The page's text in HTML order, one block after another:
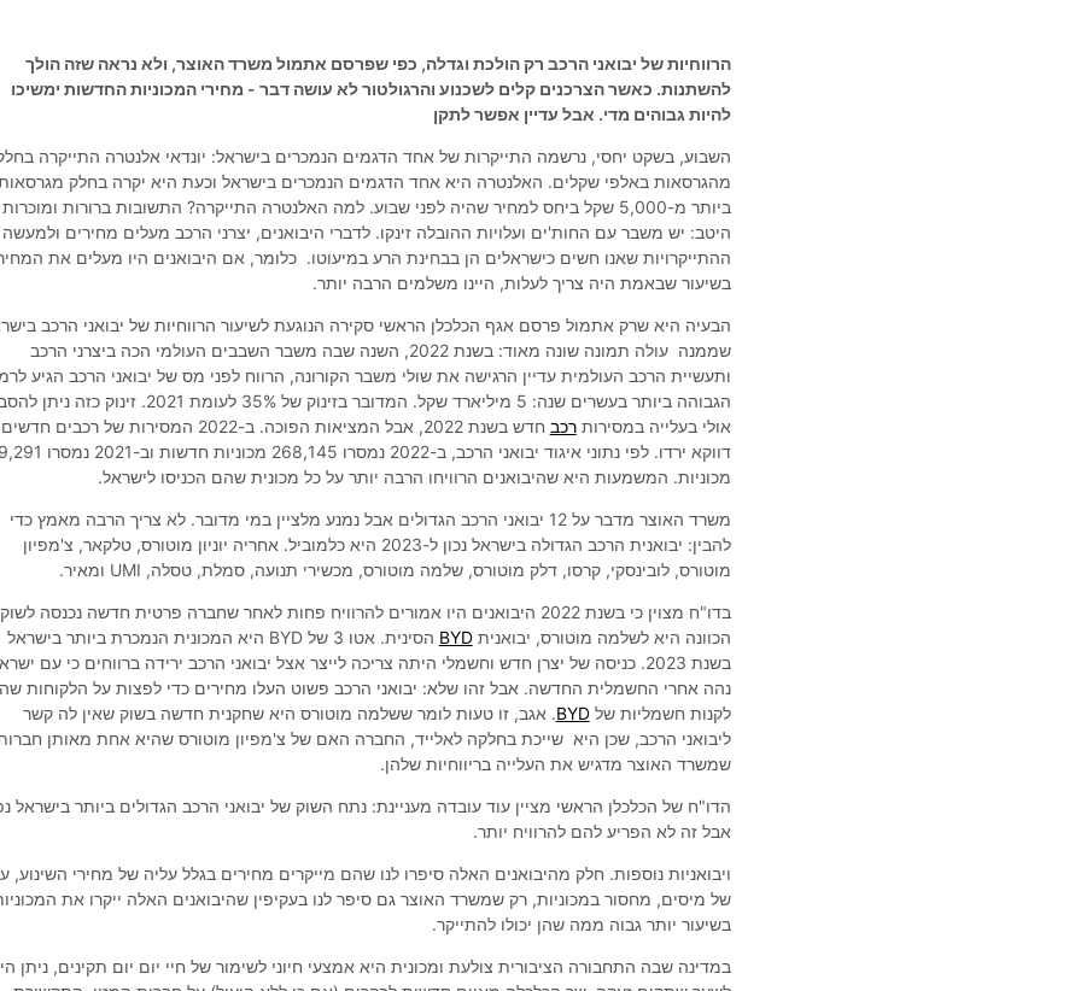
הרווחיות של יבואני הרכב רק הולכת וגדלה, כפי שפרסם אתמול משרד האוצר, ולא נראה שזה הולך
להשתנות. כאשר הצרכנים קלים לשכנוע והרגולטור לא עושה דבר - מחירי המכוניות החדשות ימשיכו
להיות גבוהים מדי. אבל עדיין אפשר לתקן
השבוע, בשקט יחסי, נרשמה התייקרות של אחד הדגמים הנמכרים בישראל: יונדאי אלנטרה התייקרה
מהגרסאות באלפי שקלים. האלנטרה היא אחד הדגמים הנמכרים בישראל וכעת היא יקרה בחלק
ביותר מ-5,000 שקל ביחס למחיר שהיה לפני שבוע. למה האלנטרה התייקרה? התשובות ברורות ומוכרות
היטב: יש משבר עם החות'ים ועלויות ההובלה זינקו. לדברי היבואנים, יצרני הרכב מעלים מחירים ולמעשה
ההתייקרויות שאנו חשים כישראלים הן בבחינת הרע במיעוטו. כלומר, אם היבואנים היו מעלים את
בשיעור שבאמת היה צריך לעלות, היינו משלמים הרבה יותר.
הבעיה היא שרק אתמול פרסם אגף הכלכלן הראשי סקירה הנוגעת לשיעור הרווחיות של יבואני הרכב
שממנה עולה תמונה שונה מאוד: בשנת 2022, השנה שבה משבר השבבים העולמי הכה ביצרני הרכב
ותעשיית הרכב העולמית עדיין הרגישה את שולי משבר הקורונה, הרווח לפני מס של יבואני הרכב הגיע
הגבוהה ביותר בעשרים שנה: 5 מיליארד שקל. המדובר בזינוק של 35% לעומת 2021. זינוק כזה
אולי בעלייה במסירותרכב
חדש בשנת 2022, אבל המציאות הפוכה. ב-2022 המסירות של רכבים חדשים
דווקא ירדו. לפי נתוני איגוד יבואני הרכב, ב-2022 נמסרו
מכוניות. המשמעות היא שהיבואנים הרוויחו הרבה יותר על כל מכונית שהם הכניסו לישראל.
משרד האוצר מדבר על 12 יבואני הרכב הגדולים אבל נמנע מלציין במי מדובר. לא צריך הרבה מאמץ כדי
להבין: יבואנית הרכב הגדולה בישראל נכון ל-2023 היא כלמוביל. אחריה יוניון מוטורס, טלקאר, צ'מפיון
מוטורס, לובינסקי, קרסו, דלק מוטורס, שלמה מוטורס, מכשירי תנועה, סמלת, טסלה, UMI ומאיר.
בדו"ח מצוין כי בשנת 2022 היבואנים היו אמורים להרוויח פחות לאחר שחברה פרטית חדשה נכנסה
הכוונה היא לשלמה מוטורס, יבואניתBYD
הסינית. אטו 3 של BYD היא המכונית הנמכרת ביותר בישראל
בשנת 2023. כניסה של יצרן חדש וחשמלי היתה צריכה לייצר אצל יבואני הרכב ירידה ברווחים כי עם
נהה אחרי החשמלית החדשה. אבל זהו שלא: יבואני הרכב פשוט העלו מחירים כדי לפצות על הלקוחות
לקנות חשמליות שלBYD. אגב, זו טעות לומר ששלמה מוטורס היא שחקנית חדשה בשוק שאין לה קשר
ליבואני הרכב, שכן היא שייכת בחלקה לאלייד, החברה האם של צ'מפיון מוטורס שהיא אחת מאותן
שמשרד האוצר מדגיש את העלייה בריווחיות שלהן.
הדו"ח של הכלכלן הראשי מציין עוד עובדה מעניינת: נתח השוק של יבואני הרכב הגדולים ביותר בישראל
אבל זה לא הפריע להם להרוויח יותר.
ויבואניות נוספות. חלק מהיבואנים האלה סיפרו לנו שהם מייקרים מחירים בגלל עליה של מחירי השינוע,
של מיסים, מחסור במכוניות, רק שמשרד האוצר גם סיפר לנו בעקיפין שהיבואנים האלה ייקרו את
בשיעור יותר גבוה ממה שהן יכולו להתייקר.
במדינה שבה התחבורה הציבורית צולעת ומכונית היא אמצעי חיוני לשימור של חיי יום יום תקינים, ניתן